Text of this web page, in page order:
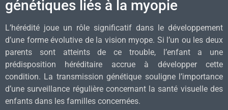
génétiques liés à la myopie
L’hérédité joue un rôle significatif dans le développement
d’une forme évolutive de la vision myope. Si l’un ou les deux
parents sont atteints de ce trouble, l’enfant a une
prédisposition héréditaire accrue à développer cette
condition. La transmission génétique souligne l’importance
d’une surveillance régulière concernant la santé visuelle des
enfants dans les familles concernées.